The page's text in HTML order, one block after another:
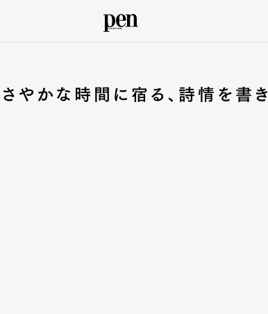
さやかな時間に宿る、詩情を書き